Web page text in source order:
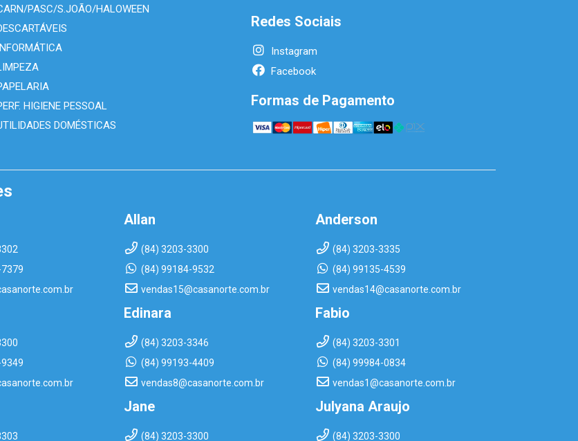
PASC/S.JOÃO/HALOWEEN
HIGIENE PESSOAL
DOMÉSTICAS
Redes Sociais
Instagram
Facebook
Formas de Pagamento
Allan
(84) 3203-3300
(84) 99184-9532
vendas15@casanorte.com.br
Anderson
(84) 3203-3335
(84) 99135-4539
vendas14@casanorte.com.br
Edinara
(84) 3203-3346
(84) 99193-4409
vendas8@casanorte.com.br
Fabio
(84) 3203-3301
(84) 99984-0834
vendas1@casanorte.com.br
Jane
(84) 3203-3300
Julyana Araujo
(84) 3203-3300